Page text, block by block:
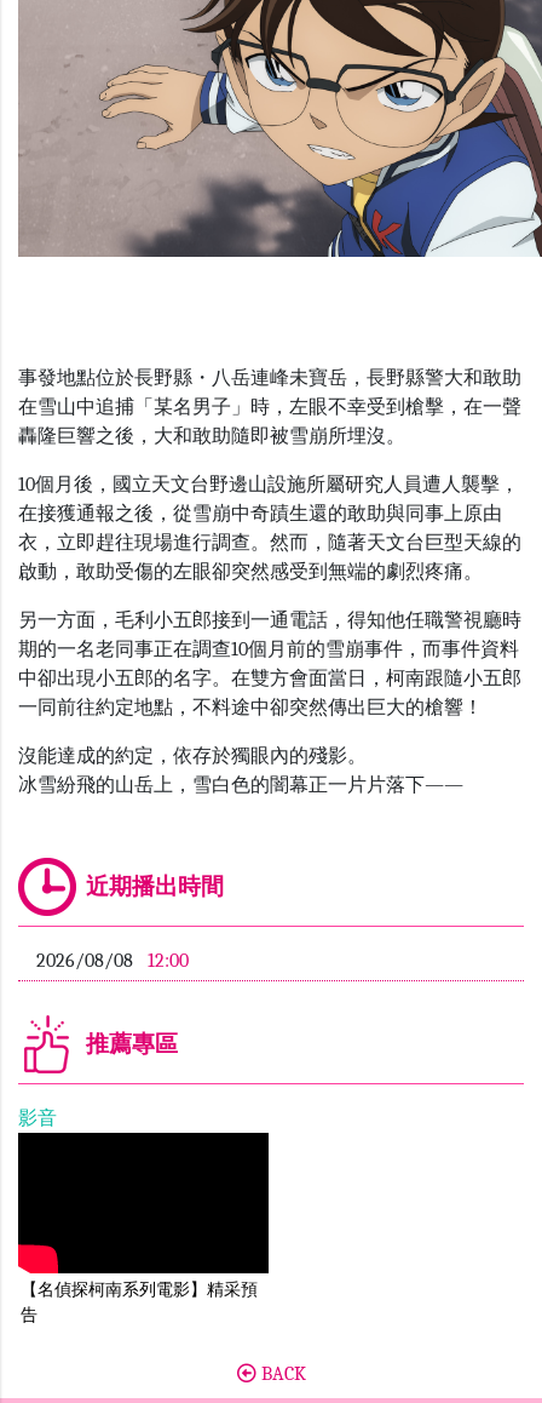
事發地點位於長野縣・八岳連峰未寶岳，長野縣警大和敢助
在雪山中追捕「某名男子」時，左眼不幸受到槍擊，在一聲
轟隆巨響之後，大和敢助隨即被雪崩所埋沒。
10個月後，國立天文台野邊山設施所屬研究人員遭人襲擊，
在接獲通報之後，從雪崩中奇蹟生還的敢助與同事上原由
衣，立即趕往現場進行調查。然而，隨著天文台巨型天線的
啟動，敢助受傷的左眼卻突然感受到無端的劇烈疼痛。
另一方面，毛利小五郎接到一通電話，得知他任職警視廳時
期的一名老同事正在調查10個月前的雪崩事件，而事件資料
中卻出現小五郎的名字。在雙方會面當日，柯南跟隨小五郎
一同前往約定地點，不料途中卻突然傳出巨大的槍響！
沒能達成的約定，依存於獨眼內的殘影。
冰雪紛飛的山岳上，雪白色的闇幕正一片片落下――
近期播出時間
2026/08/08 12:00
推薦專區
影音
【名偵探柯南系列電影】精采預
告
BACK